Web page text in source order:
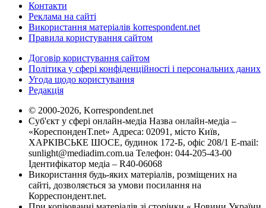
Контакти
Реклама на сайті
Використання матеріалів korrespondent.net
Правила користування сайтом
Договір користування сайтом
Політика у сфері конфіденційності і персональних даних
Угода щодо користування
Редакція
© 2000-2026, Korrespondent.net
Суб'єкт у сфері онлайн-медіа Назва онлайн-медіа –
«КореспонденТ.net» Адреса: 02091, місто Київ,
ХАРКІВСЬКЕ ШОСЕ, будинок 172-Б, офіс 208/1 E-mail:
sunlight@mediadim.com.ua Телефон: 044-205-43-00
Ідентифікатор медіа – R40-06068
Використання будь-яких матеріалів, розміщених на
сайті, дозволяється за умови посилання на
Корреспондент.net.